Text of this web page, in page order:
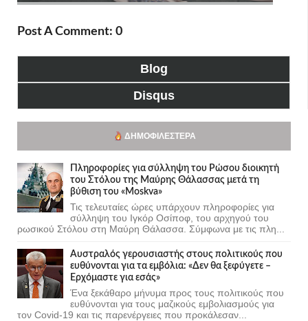
Post A Comment: 0
Blog
Disqus
ΔΗΜΟΦΙΛΈΣΤΕΡΑ
Πληροφορίες για σύλληψη του Ρώσου διοικητή
του Στόλου της Mαύρης Θάλασσας μετά τη
βύθιση του «Moskva»
Τις τελευταίες ώρες υπάρχουν πληροφορίες για
σύλληψη του Ιγκόρ Οσίποφ, του αρχηγού του
ρωσικού Στόλου στη Μαύρη Θάλασσα. Σύμφωνα με τις πλη...
Αυστραλός γερουσιαστής στους πολιτικούς που
ευθύνονται για τα εμβόλια: «Δεν θα ξεφύγετε –
Ερχόμαστε για εσάς»
Ένα ξεκάθαρο μήνυμα προς τους πολιτικούς που
ευθύνονται για τους μαζικούς εμβολιασμούς για
τον Covid-19 και τις παρενέργειες που προκάλεσαν...